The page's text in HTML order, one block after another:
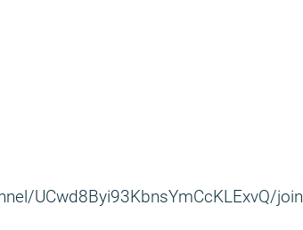
UCwd8Byi93KbnsYmCcKLExvQ/join